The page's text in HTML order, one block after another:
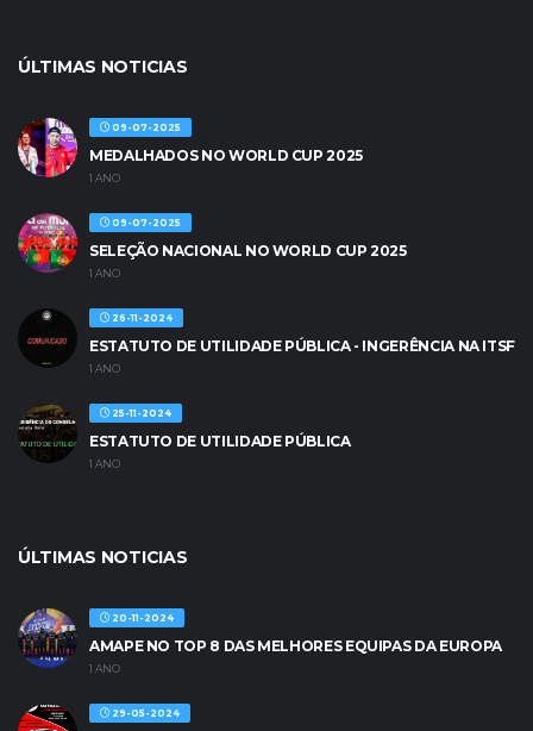
ÚLTIMAS NOTICIAS
09-07-2025
MEDALHADOS NO WORLD CUP 2025
1 ANO
09-07-2025
SELEÇÃO NACIONAL NO WORLD CUP 2025
1 ANO
26-11-2024
ESTATUTO DE UTILIDADE PÚBLICA - INGERÊNCIA NA ITSF
1 ANO
25-11-2024
ESTATUTO DE UTILIDADE PÚBLICA
1 ANO
ÚLTIMAS NOTICIAS
20-11-2024
AMAPE NO TOP 8 DAS MELHORES EQUIPAS DA EUROPA
1 ANO
29-05-2024